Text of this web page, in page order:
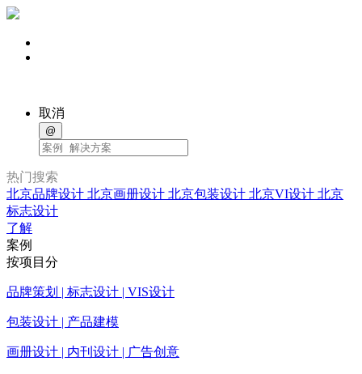
取消
@
热门搜索
北京品牌设计 北京画册设计 北京包装设计 北京VI设计 北京
标志设计
了解
案例
按项目分
品牌策划 | 标志设计 | VIS设计
包装设计 | 产品建模
画册设计 | 内刊设计 | 广告创意